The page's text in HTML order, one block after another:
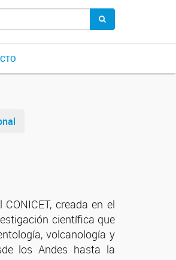
creada en el
científica que
volcanología y
los Andes hasta la